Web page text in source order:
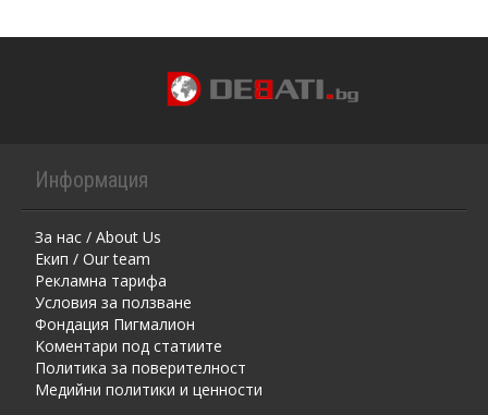
Информация
За нас / About Us
Екип / Our team
Рекламна тарифа
Условия за ползване
Фондация Пигмалион
Kоментaри под статиите
Политика за поверителност
Медийни политики и ценности